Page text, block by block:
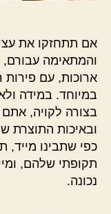
אם תתחזקו את
והמתאימה
ארוכות, עם פירות
במיוחד. במידה
בצורה לקויה,
ובאיכות התוצרת
כפי שתבינו מייד,
תקופתי שלהם,
נכונה.